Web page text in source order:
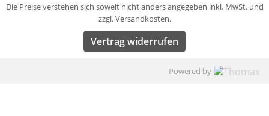
Die Preise verstehen sich soweit nicht anders angegeben inkl. MwSt. und
zzgl. Versandkosten.
Vertrag widerrufen
Powered by